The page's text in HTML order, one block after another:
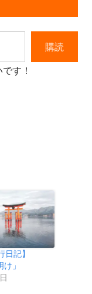
購読
す！
記】
」